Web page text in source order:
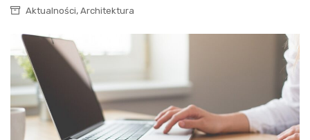
Aktualności, Architektura